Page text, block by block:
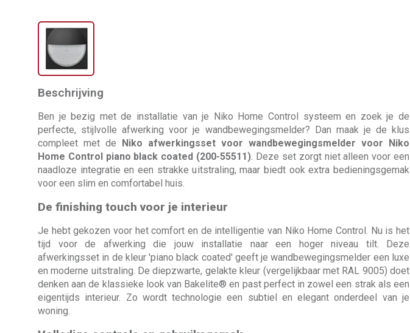
Beschrijving
Ben je bezig met de installatie van je Niko Home Control systeem en zoek je de
perfecte, stijlvolle afwerking voor je wandbewegingsmelder? Dan maak je de klus
compleet met de Niko afwerkingsset voor wandbewegingsmelder voor Niko
Home Control piano black coated (200-55511). Deze set zorgt niet alleen voor een
naadloze integratie en een strakke uitstraling, maar biedt ook extra bedieningsgemak
voor een slim en comfortabel huis.
De finishing touch voor je interieur
Je hebt gekozen voor het comfort en de intelligentie van Niko Home Control. Nu is het
tijd voor de afwerking die jouw installatie naar een hoger niveau tilt. Deze
afwerkingsset in de kleur 'piano black coated' geeft je wandbewegingsmelder een luxe
en moderne uitstraling. De diepzwarte, gelakte kleur (vergelijkbaar met RAL 9005) doet
denken aan de klassieke look van Bakelite® en past perfect in zowel een strak als een
eigentijds interieur. Zo wordt technologie een subtiel en elegant onderdeel van je
woning.